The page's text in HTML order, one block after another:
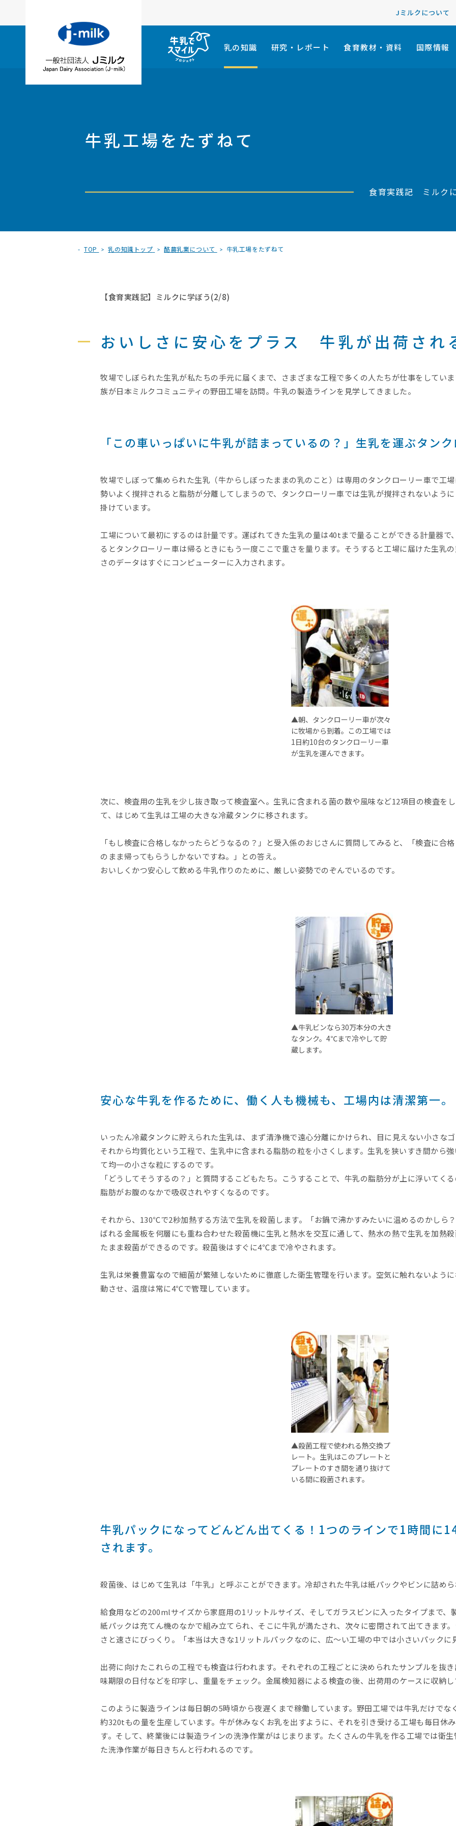
Jミルクについて
乳の知識 研究・レポート 食育教材・資料 国際情報
牛乳工場をたずねて
食育実践記 ミルク
TOP 乳の知識トップ 酪農乳業について 牛乳工場をたずねて
【食育実践記】ミルクに学ぼう(2/8)
おいしさに安心をプラス 牛乳が出荷され
牧場でしぼられた生乳が私たちの手元に届くまで、さまざまな工程で多くの人たちが仕事をしてい
族が日本ミルクコミュニティの野田工場を訪問。牛乳の製造ラインを見学してきました。
「この車いっぱいに牛乳が詰まっているの？」生乳を運ぶタンク
牧場でしぼって集められた生乳（牛からしぼったままの乳のこと）は専用のタンクローリー車で工場
勢いよく撹拌されると脂肪が分離してしまうので、タンクローリー車では生乳が撹拌されないよう
掛けています。
工場について最初にするのは計量です。運ばれてきた生乳の量は40tまで量ることができる計量器で
るとタンクローリー車は帰るときにもう一度ここで重さを量ります。そうすると工場に届けた生乳
さのデータはすぐにコンピューターに入力されます。
▲朝、タンクローリー車が次々
に牧場から到着。この工場では
1日約10台のタンクローリー車
が生乳を運んできます。
次に、検査用の生乳を少し抜き取って検査室へ。生乳に含まれる菌の数や風味など12項目の検査を
て、はじめて生乳は工場の大きな冷蔵タンクに移されます。
「もし検査に合格しなかったらどうなるの？」と受入係のおじさんに質問してみると、「検査に合
のまま帰ってもらうしかないですね。」との答え。
おいしくかつ安心して飲める牛乳作りのために、厳しい姿勢でのぞんでいるのです。
▲牛乳ビンなら30万本分の大き
なタンク。4℃まで冷やして貯
蔵します。
安心な牛乳を作るために、働く人も機械も、工場内は清潔第一。
いったん冷蔵タンクに貯えられた生乳は、まず清浄機で遠心分離にかけられ、目に見えない小さなゴ
それから均質化という工程で、生乳中に含まれる脂肪の粒を小さくします。生乳を狭いすき間から
て均一の小さな粒にするのです。
「どうしてそうするの？」と質問するこどもたち。こうすることで、牛乳の脂肪分が上に浮いてく
脂肪がお腹のなかで吸収されやすくなるのです。
それから、130℃で2秒加熱する方法で生乳を殺菌します。「お鍋で沸かすみたいに温めるのかしら
ばれる金属板を何層にも重ね合わせた殺菌機に生乳と熱水を交互に通して、熱水の熱で生乳を加熱
たまま殺菌ができるのです。殺菌後はすぐに4℃まで冷やされます。
生乳は栄養豊富なので細菌が繁殖しないために徹底した衛生管理を行います。空気に触れないよう
動させ、温度は常に4℃で管理しています。
▲殺菌工程で使われる熱交換プ
レート。生乳はこのプレートと
プレートのすき間を通り抜けて
いる間に殺菌されます。
牛乳パックになってどんどん出てくる！1つのラインで1時間に
されます。
殺菌後、はじめて生乳は「牛乳」と呼ぶことができます。冷却された牛乳は紙パックやビンに詰めら
給食用などの200mlサイズから家庭用の1リットルサイズ、そしてガラスビンに入ったタイプまで、
紙パックは充てん機のなかで組み立てられ、そこに牛乳が満たされ、次々に密閉されて出てきます
さと速さにびっくり。「本当は大きな1リットルパックなのに、広～い工場の中では小さいパックに
出荷に向けたこれらの工程でも検査は行われます。それぞれの工程ごとに決められたサンプルを抜
味期限の日付などを印字し、重量をチェック。金属検知器による検査の後、出荷用のケースに収納し
このように製造ラインは毎日朝の5時頃から夜遅くまで稼働しています。野田工場では牛乳だけで
約320tもの量を生産しています。牛が休みなくお乳を出すように、それを引き受ける工場も毎日休
す。そして、終業後には製造ラインの洗浄作業がはじまります。たくさんの牛乳を作る工場では衛
た洗浄作業が毎日きちんと行われるのです。